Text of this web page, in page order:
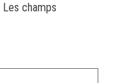
Les champs